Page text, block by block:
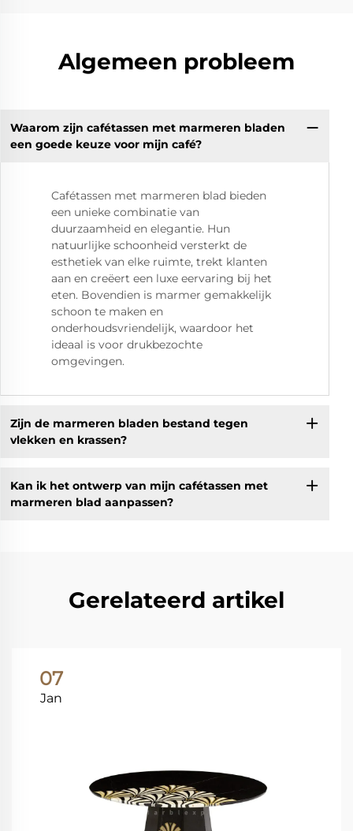
Algemeen probleem
Waarom zijn cafétassen met marmeren bladen
een goede keuze voor mijn café?
Cafétassen met marmeren blad bieden
een unieke combinatie van
duurzaamheid en elegantie. Hun
natuurlijke schoonheid versterkt de
esthetiek van elke ruimte, trekt klanten
aan en creëert een luxe eervaring bij het
eten. Bovendien is marmer gemakkelijk
schoon te maken en
onderhoudsvriendelijk, waardoor het
ideaal is voor drukbezochte
omgevingen.
Zijn de marmeren bladen bestand tegen
vlekken en krassen?
Kan ik het ontwerp van mijn cafétassen met
marmeren blad aanpassen?
Gerelateerd artikel
07
Jan